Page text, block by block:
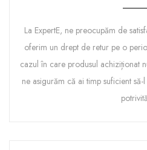
La ExpertE, ne preocupăm de
oferim un drept de retur pe o
cazul în care produsul achiziționat
ne asigurăm că ai timp suficient